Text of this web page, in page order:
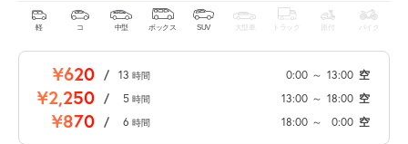
軽 コ 中型 ボックス SUV 大型車 トラック 原付 バイク
¥620 / 13 時間 0:00 ～ 13:00 空
¥2,250 / 5 時間 13:00 ～ 18:00 空
¥870 / 6 時間 18:00 ～ 0:00 空